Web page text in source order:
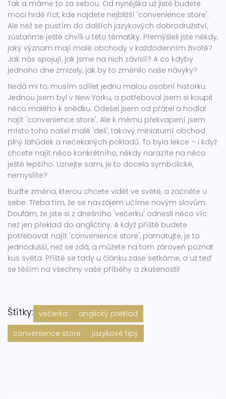
Tak a máme to za sebou. Od nynějška už jistě budete
moci hrdě říct, kde najdete nejbližší 'convenience store'.
Ale než se pustím do dalších jazykových dobrodružství,
zůstaňme ještě chvíli u této tématiky. Přemýšleli jste někdy,
jaký význam mají malé obchody v každodenním životě?
Jak nás spojují, jak jsme na nich závislí? A co kdyby
jednoho dne zmizely, jak by to změnilo naše návyky?
Nedá mi to, musím sdílet jednu malou osobní historku.
Jednou jsem byl v New Yorku, a potřeboval jsem si koupit
něco malého k snědku. Odešel jsem od přátel a hodlal
najít 'convenience store'. Ale k mému překvapení jsem
místo toho našel malé 'deli', takový miniaturní obchod
plný lahůdek a nečekaných pokladů. To byla lekce – i když
chcete najít něco konkrétního, někdy narazíte na něco
ještě lepšího. Uznejte sami, je to docela symbolické,
nemyslíte?
Buďte změna, kterou chcete vidět ve světě, a začněte u
sebe. Třeba tím, že se navzájem učíme novým slovům.
Doufám, že jste si z dnešního 'večerku' odnesli něco víc
než jen překlad do angličtiny. A když příště budete
potřebovat najít 'convenience store', pamatujte, je to
jednodušší, než se zdá, a můžete na tom zároveň poznat
kus světa. Příště se tady u článku zase setkáme, a už teď
se těším na všechny vaše příběhy a zkušenosti!
Štítky: večerka
anglický překlad
convenience store
jazykové tipy